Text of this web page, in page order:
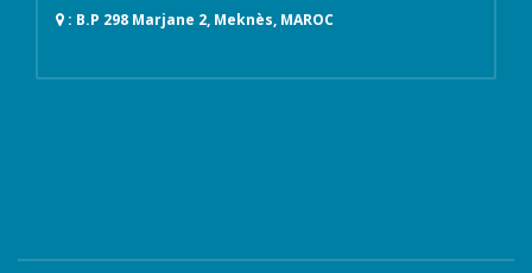
: B.P 298 Marjane 2, Meknès, MAROC